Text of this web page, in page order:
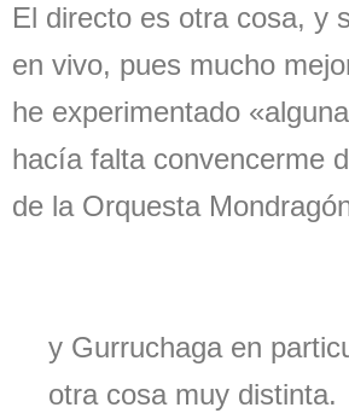
El directo es otra cosa, y
en vivo, pues mucho
he experimentado
hacía falta convencerme
de la Orquesta
y Gurruchaga en
otra cosa muy distinta.